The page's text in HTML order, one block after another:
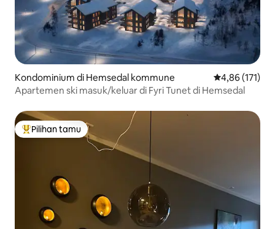
Kondominium di Hemsedal kommune Nilai rata-rata
4,86 (171)
Apartemen ski masuk/keluar di Fyri Tunet di Hemsedal
Pilihan tamu terpopuler
Pilihan tamu